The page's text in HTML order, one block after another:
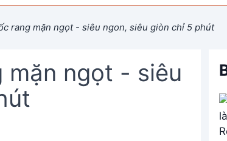
rang mặn ngọt - siêu ngon, siêu giòn chỉ 5 phút
mặn ngọt - siêu